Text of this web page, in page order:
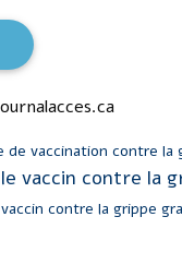
de vaccination contre la
vaccin contre la
vaccin contre la grippe